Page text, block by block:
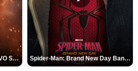
L'Odyssée Bande-annonce VO STFR Spider-Man: Brand New Day Bande-annonce VO STFR